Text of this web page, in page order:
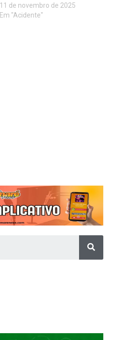
11 de novembro de 2025
Em "Acidente"